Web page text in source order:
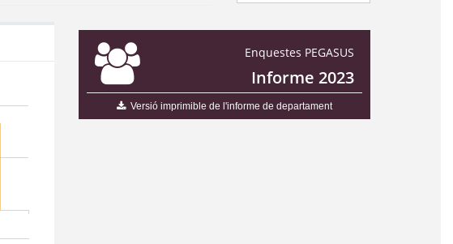
Enquestes PEGASUS
Informe 2023
Versió imprimible de l'informe de departament